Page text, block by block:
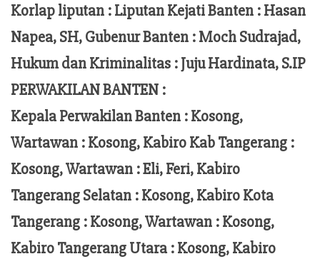
Korlap liputan :Liputan Kejati Banten : Hasan
Napea, SH,Gubenur Banten : MochSudrajad,
Hukum dan Kriminalitas :Juju Hardinata, S.IP
PERWAKILAN BANTEN :
Kepala Perwakilan Banten : Kosong,
Wartawan : Kosong, Kabiro Kab Tangerang :
Kosong,Wartawan :Eli, Feri, Kabiro
Tangerang Selatan : Kosong, Kabiro Kota
Tangerang :Kosong, Wartawan : Kosong,
Kabiro Tangerang Utara : Kosong, Kabiro